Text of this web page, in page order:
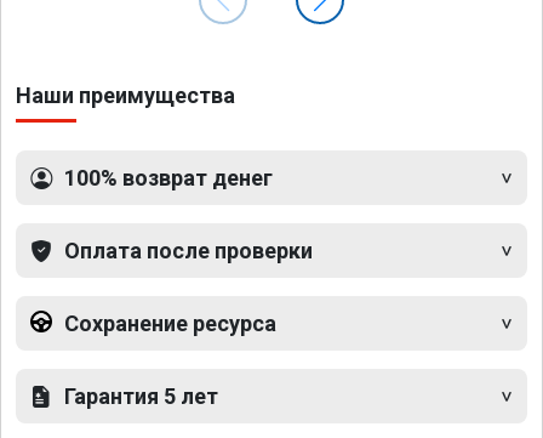
Наши преимущества
100% возврат денег
Оплата после проверки
Сохранение ресурса
Гарантия 5 лет